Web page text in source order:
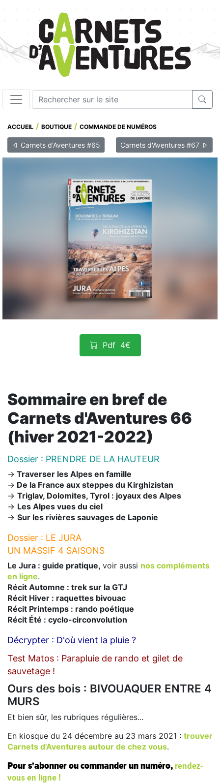
ACCUEIL BOUTIQUE COMMANDE DE NUMÉROS
Carnets d'Aventures #65 Carnets d'Aventures #67
Pdf 4€
Sommaire en bref de
Carnets d'Aventures 66
(hiver 2021-2022)
Dossier : PRENDRE DE LA HAUTEUR
-> Traverser les Alpes en famille
-> De la France aux steppes du Kirghizistan
-> Triglav, Dolomites, Tyrol : joyaux des Alpes
-> Les Alpes vues du ciel
-> Sur les rivières sauvages de Laponie
Dossier : LE JURA
UN MASSIF 4 SAISONS
Le Jura : guide pratique, voir aussi nos compléments
en ligne.
Récit Automne : trek sur la GTJ
Récit Hiver : raquettes bivouac
Récit Printemps : rando poétique
Récit Été : cyclo-circonvolution
Décrypter : D'où vient la pluie ?
Test Matos : Parapluie de rando et gilet de
sauvetage !
Ours des bois : BIVOUAQUER ENTRE 4
MURS
Et bien sûr, les rubriques régulières...
En kiosque du 24 décembre au 23 mars 2021 : trouver
Carnets d'Aventures autour de chez vous.
Pour s'abonner ou commander un numéro, rendez-
vous en ligne !